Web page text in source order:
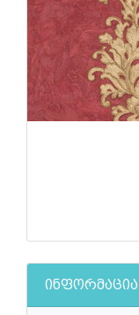
ინფორმაცია